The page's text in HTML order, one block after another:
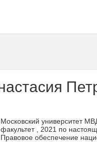
Московский университет
факультет , 2021 по
Правовое обеспечение